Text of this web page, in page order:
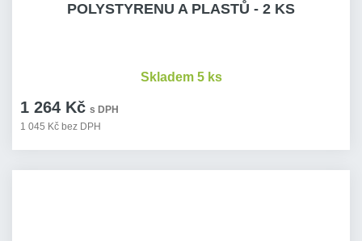
POLYSTYRENU A PLASTŮ - 2 KS
1 264 Kč s DPH
1 045 Kč bez DPH
Skladem 5 ks